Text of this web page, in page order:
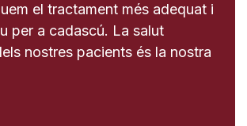
el tractament més adequat i
per a cadascú. La salut
nostres pacients és la nostra